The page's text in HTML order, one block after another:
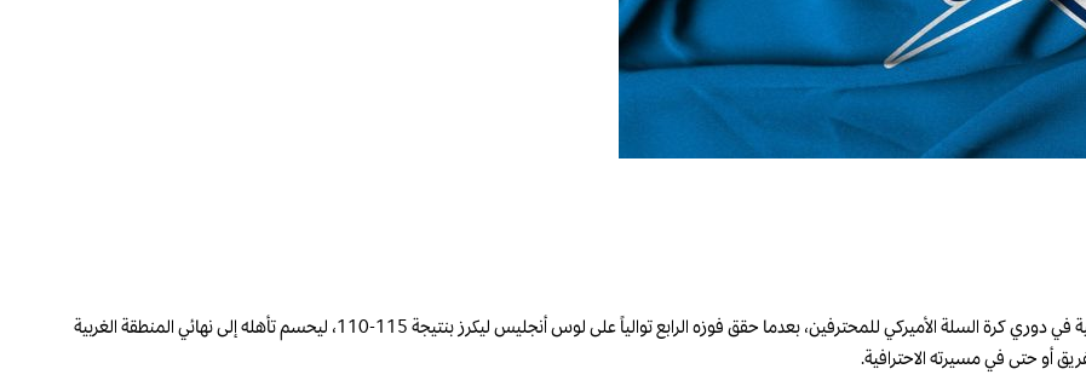
ترجم أوكلاهوما سيتي ثاندر هيمنته الكاملة على سلسلة نصف نهائي المنطقة الغربية في دوري كرة السلة الأميركي للمحترفين، بعدما حقق فوزه الرابع توالياً على لوس أنجليس ليكرز بنتيجة 115-110، ليحسم تأهله إلى نهائي المنطقة الغربية
أو حتى في مسيرته الاحترافية.